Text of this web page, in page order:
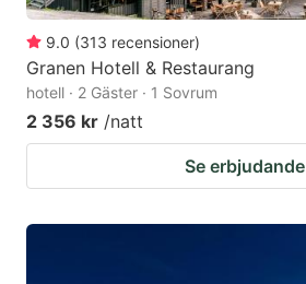
9.0 (313 recensioner)
Granen Hotell & Restaurang
hotell · 2 Gäster · 1 Sovrum
2 356 kr /natt
Se erbjudande